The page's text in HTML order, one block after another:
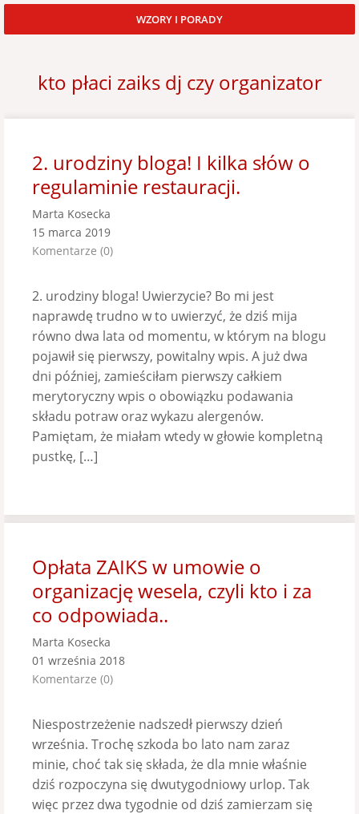
WZORY I PORADY
kto płaci zaiks dj czy organizator
2. urodziny bloga! I kilka słów o
regulaminie restauracji.
Marta Kosecka
15 marca 2019
Komentarze (0)
2. urodziny bloga! Uwierzycie? Bo mi jest
naprawdę trudno w to uwierzyć, że dziś mija
równo dwa lata od momentu, w którym na blogu
pojawił się pierwszy, powitalny wpis. A już dwa
dni później, zamieściłam pierwszy całkiem
merytoryczny wpis o obowiązku podawania
składu potraw oraz wykazu alergenów.
Pamiętam, że miałam wtedy w głowie kompletną
pustkę, […]
Opłata ZAIKS w umowie o
organizację wesela, czyli kto i za
co odpowiada..
Marta Kosecka
01 września 2018
Komentarze (0)
Niespostrzeżenie nadszedł pierwszy dzień
września. Trochę szkoda bo lato nam zaraz
minie, choć tak się składa, że dla mnie właśnie
dziś rozpoczyna się dwutygodniowy urlop. Tak
więc przez dwa tygodnie od dziś zamierzam się